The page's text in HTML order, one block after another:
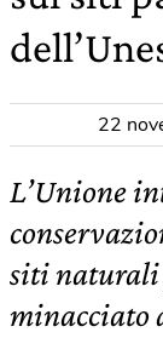
22
L’Unione
siti naturali
minacciato